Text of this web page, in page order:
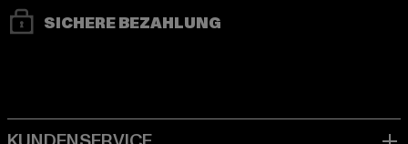
SICHERE BEZAHLUNG